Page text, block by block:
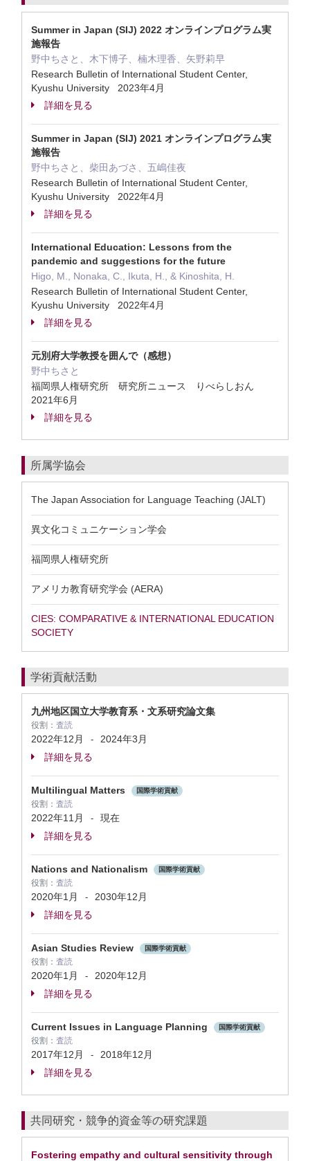
Summer in Japan (SIJ) 2022 オンラインプログラム実
施報告
野中ちさと、木下博子、楠木理香、矢野莉早
Research Bulletin of International Student Center,
Kyushu University 2023年4月
詳細を見る
Summer in Japan (SIJ) 2021 オンラインプログラム実
施報告
野中ちさと、柴田あづさ、五嶋佳夜
Research Bulletin of International Student Center,
Kyushu University 2022年4月
詳細を見る
International Education: Lessons from the
pandemic and suggestions for the future
Higo, M., Nonaka, C., Ikuta, H., & Kinoshita, H.
Research Bulletin of International Student Center,
Kyushu University 2022年4月
詳細を見る
元別府大学教授を囲んで（感想）
野中ちさと
福岡県人権研究所 研究所ニュース りべらしおん
2021年6月
詳細を見る
所属学協会
The Japan Association for Language Teaching (JALT)
異文化コミュニケーション学会
福岡県人権研究所
アメリカ教育研究学会 (AERA)
CIES: COMPARATIVE & INTERNATIONAL EDUCATION
SOCIETY
学術貢献活動
九州地区国立大学教育系・文系研究論文集
役割： 査読
2022年12月 -
2024年3月
詳細を見る
Multilingual Matters 国際学術貢献
役割： 査読
2022年11月 -
現在
詳細を見る
Nations and Nationalism 国際学術貢献
役割： 査読
2020年1月 -
2030年12月
詳細を見る
Asian Studies Review 国際学術貢献
役割： 査読
2020年1月 -
2020年12月
詳細を見る
Current Issues in Language Planning 国際学術貢献
役割： 査読
2017年12月 -
2018年12月
詳細を見る
共同研究・競争的資金等の研究課題
Fostering empathy and cultural sensitivity through